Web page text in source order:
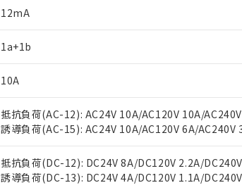
12mA
1a+1b
10A
抵抗負荷(AC-12): AC24V 10A/AC120V 10A/
誘導負荷(AC-15): AC24V 10A/AC120V 6A/AC240V
抵抗負荷(DC-12): DC24V 8A/DC120V 2.2A/
誘導負荷(DC-13): DC24V 4A/DC120V 1.1A/
ご利用条件
以下の条件をお読みいただき、同意のうえご利用
本サービスは、当社制御機器事業取扱商
くものです。
当社制御機器事業取扱商品の中には、本
在庫状況および標準価格照会結果は、記載
のであり、閲覧された時点での実際の在庫
い。
対応予定なし：EU RoHS指令（10物質）の非含
調査・確認中：EU RoHS指令（10物質）の非含
非該当品：ライセンス料など無形物で、有害物
仕入先様の事情により、非含有部品としていた
があります。
鉛(Pb) 1000ppm以下、 水銀(Hg) 1000ppm以下、 カドミウ
六価クロム(Cr(Ⅵ)) 1000ppm以下、ポリ臭化ビフェニル類
フタル酸ビス(2-エチルヘキシル) (DEHP)(別名：DOP)
ル（DBP） 1000ppm以下、フタル酸ジイソブチル (DIBP)
但し、RoHS指令で産業用監視および制御機器に対する適用除
フタル酸エステル類の４物質については閾値を超える意図的
「○」：最大均質材料含有率が中国RoHSの基準
「×」：最大均質材料含有率が中国RoHSの基
「－」：未確認です。当社販売部門へお問い合
*中国RoHS10物質の基準値 (GB/T26572)：
Pb(鉛) :1000ppm、 Hg(水銀) : 1000ppm、 Cd(カドミウム) :
Cr(Ⅵ)(六価クロム) : 1000ppm、 PBBs(ポリ臭化ビフェニル類
DBP(フタル酸ジブチル) : 1000ppm、 DIBP(フタル酸ジイソ
当社は、これら貴社製品のうち、外国為替
う）を輸出または国外への提供する場合
などの必要な手続きをとります。
ます。
当社は貴社製品を、核兵器、ミサイル、化
記
号
説明
○ 一定数以上の在庫あり